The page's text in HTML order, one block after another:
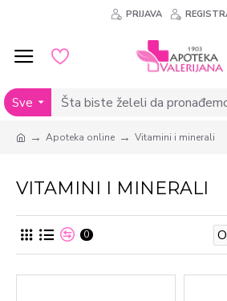
PRIJAVA
Sve
Apoteka online Vitamini i minerali
VITAMINI I MINERALI
0